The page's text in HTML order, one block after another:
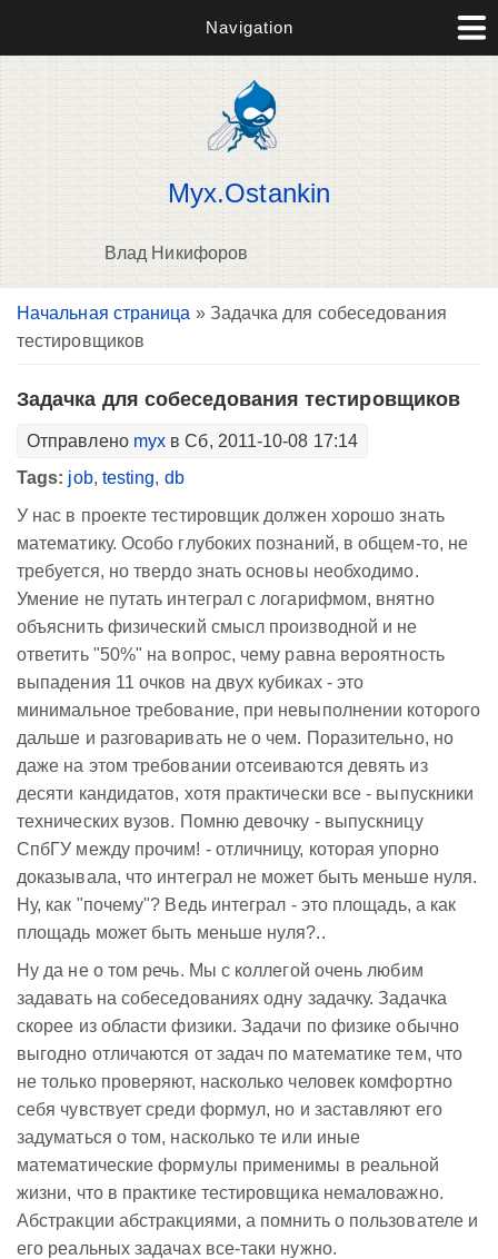
Navigation
Myx.Ostankin
Влад Никифоров
Вы здесь
Начальная страница » Задачка для собеседования
тестировщиков
Задачка для собеседования тестировщиков
Отправлено myx в Сб, 2011-10-08 17:14
Tags: job, testing, db
У нас в проекте тестировщик должен хорошо знать
математику. Особо глубоких познаний, в общем-то, не
требуется, но твердо знать основы необходимо.
Умение не путать интеграл с логарифмом, внятно
объяснить физический смысл производной и не
ответить "50%" на вопрос, чему равна вероятность
выпадения 11 очков на двух кубиках - это
минимальное требование, при невыполнении которого
дальше и разговаривать не о чем. Поразительно, но
даже на этом требовании отсеиваются девять из
десяти кандидатов, хотя практически все - выпускники
технических вузов. Помню девочку - выпускницу
СпбГУ между прочим! - отличницу, которая упорно
доказывала, что интеграл не может быть меньше нуля.
Ну, как "почему"? Ведь интеграл - это площадь, а как
площадь может быть меньше нуля?..
Ну да не о том речь. Мы с коллегой очень любим
задавать на собеседованиях одну задачку. Задачка
скорее из области физики. Задачи по физике обычно
выгодно отличаются от задач по математике тем, что
не только проверяют, насколько человек комфортно
себя чувствует среди формул, но и заставляют его
задуматься о том, насколько те или иные
математические формулы применимы в реальной
жизни, что в практике тестировщика немаловажно.
Абстракции абстракциями, а помнить о пользователе и
его реальных задачах все-таки нужно.